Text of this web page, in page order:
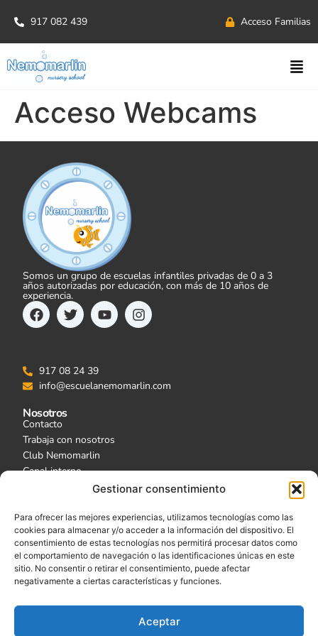
Gestionar consentimiento
Para ofrecer las mejores experiencias, utilizamos tecnologías como las
cookies para almacenar y/o acceder a la información del dispositivo. El
consentimiento de estas tecnologías nos permitirá procesar datos como
el comportamiento de navegación o las identificaciones únicas en este
sitio. No consentir o retirar el consentimiento, puede afectar
negativamente a ciertas características y funciones.
Aceptar
917 082 439 Acceso Familias
Acceso Webcams
Somos un grupo de escuelas infantiles privadas de 0 a 3
años autorizadas por educación, con más de 10 años de
experiencia.
917 08 24 39
info@escuelanemomarlin.com
Nosotros
Contacto
Trabaja con nosotros
Club Nemomarlin
Canal interno
Tu Escuela
Escuelas
Acceso Familias
Nuestras Webcams
Garantía de calidad
Centro autorizado por la Consejería de Educación